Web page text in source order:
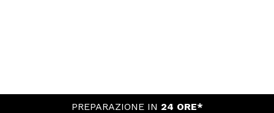
PREPARAZIONE IN 24 ORE*